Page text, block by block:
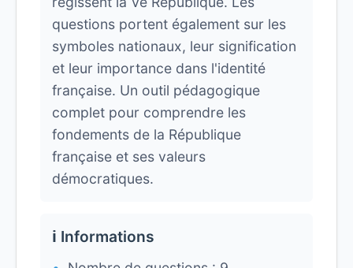
questions portent également sur les
symboles nationaux, leur signification
et leur importance dans l'identité
française. Un outil pédagogique
complet pour comprendre les
fondements de la République
française et ses valeurs
démocratiques.
ℹ️ Informations